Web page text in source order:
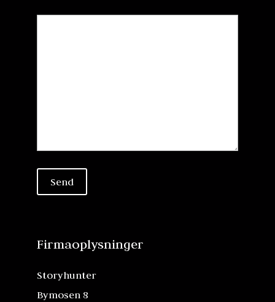
Firmaoplysninger
Storyhunter
Bymosen 8